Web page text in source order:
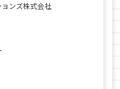
ンズ株式会社